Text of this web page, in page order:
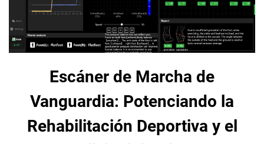
Escáner de Marcha de
Vanguardia: Potenciando la
Rehabilitación Deportiva y el